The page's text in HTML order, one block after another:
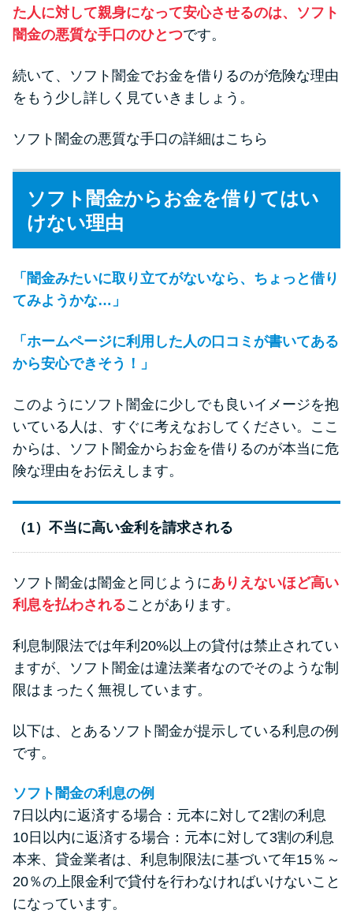
た人に対して親身になって安心させるのは、ソフト
闇金の悪質な手口のひとつです。
続いて、ソフト闇金でお金を借りるのが危険な理由
をもう少し詳しく見ていきましょう。
ソフト闇金の悪質な手口の詳細はこちら
ソフト闇金からお金を借りてはい
けない理由
「闇金みたいに取り立てがないなら、ちょっと借り
てみようかな…」
「ホームページに利用した人の口コミが書いてある
から安心できそう！」
このようにソフト闇金に少しでも良いイメージを抱
いている人は、すぐに考えなおしてください。ここ
からは、ソフト闇金からお金を借りるのが本当に危
険な理由をお伝えします。
（1）不当に高い金利を請求される
ソフト闇金は闇金と同じようにありえないほど高い
利息を払わされることがあります。
利息制限法では年利20%以上の貸付は禁止されてい
ますが、ソフト闇金は違法業者なのでそのような制
限はまったく無視しています。
以下は、とあるソフト闇金が提示している利息の例
です。
ソフト闇金の利息の例
7日以内に返済する場合：元本に対して2割の利息
10日以内に返済する場合：元本に対して3割の利息
本来、貸金業者は、利息制限法に基づいて年15％～
20％の上限金利で貸付を行わなければいけないこと
になっています。